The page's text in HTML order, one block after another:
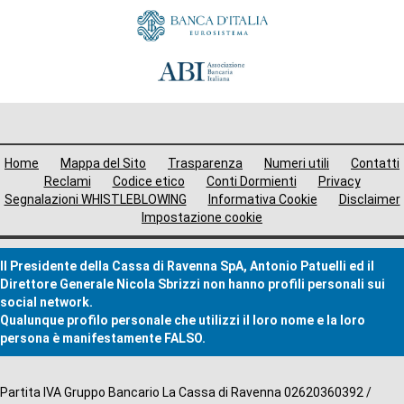
Home Mappa del Sito Trasparenza Numeri utili
Contatti
Reclami
Codice etico Conti Dormienti
Privacy
Segnalazioni WHISTLEBLOWING
Informativa Cookie
Disclaimer
Impostazione cookie
Il Presidente della Cassa di Ravenna SpA, Antonio Patuelli ed il
Direttore Generale Nicola Sbrizzi non hanno profili personali sui
social network.
Qualunque profilo personale che utilizzi il loro nome e la loro
persona è manifestamente FALSO.
Altre
Partita IVA Gruppo Bancario La Cassa di Ravenna 02620360392 /